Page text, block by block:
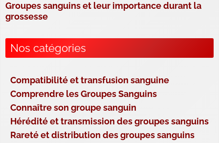
Groupes sanguins et leur importance durant la
grossesse
Nos catégories
Compatibilité et transfusion sanguine
Comprendre les Groupes Sanguins
Connaître son groupe sanguin
Hérédité et transmission des groupes sanguins
Rareté et distribution des groupes sanguins